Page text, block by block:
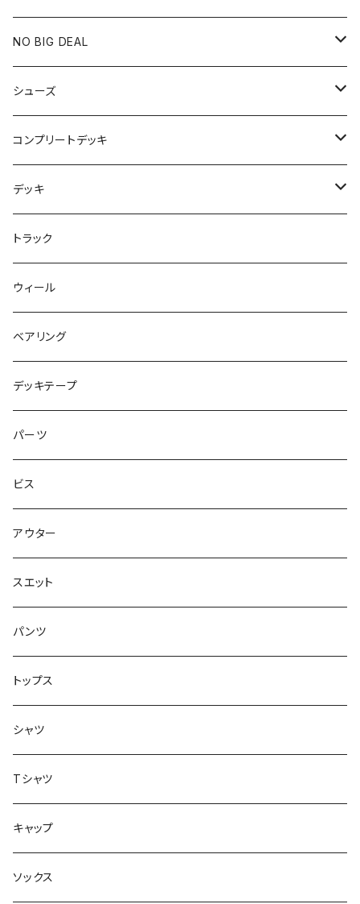
膝や腰が痛い
NO BIG DEAL
NBD CUSTOMIZED
USED ITEM
Tシャツ
パンツ
キャップ
アウター
シャツ
トップス
スエット
ソックス
アンダーウェア
アクセサリー
シューズ
バッグ
シューズ
キッズシューズ
NIKE SB ORANGE LABEL/ISO
NIKE SB ISHOD2
NIKE SB PS8
NIKE SB DUNK
NM933
ゴツいシューズ最高！
Small Shoes
コンプリートデッキ
HI5のパーツセット
エントリーモデルコンプリート
7.7インチ
8インチ
8.2インチ
デッキ
7インチ
7.2インチ
7.3インチ
7.5インチ
7.7インチ
7.8インチ
7.9インチ
8インチ
8.1インチ
8.2インチ
8.3インチ
8.4インチ
8.5インチ
8.6インチ
トラック
ウィール
ベアリング
デッキテープ
パーツ
ビス
アウター
スエット
パンツ
トップス
シャツ
Tシャツ
キャップ
ソックス